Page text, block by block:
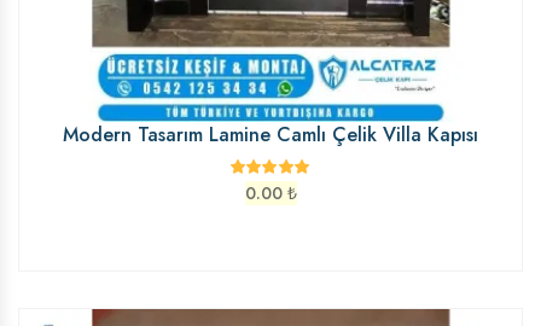
Modern Tasarım Lamine Camlı Çelik Villa Kapısı
0.00 ₺